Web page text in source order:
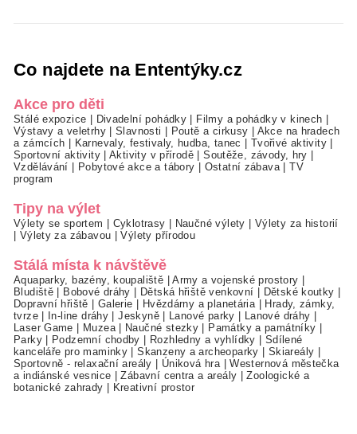
Co najdete na Ententýky.cz
Akce pro děti
Stálé expozice Divadelní pohádky Filmy a pohádky v kinech
Výstavy a veletrhy|Slavnosti Poutě a cirkusy
Akce na hradech
a zámcích
Karnevaly, festivaly, hudba, tanec Tvořivé aktivity
Sportovní aktivity|Aktivity v přírodě |Soutěže, závody, hry
Vzdělávání
Pobytové akce a tábory Ostatní zábava |TV
program
Tipy na výlet
Výlety se sportem Cyklotrasy Naučné výlety
Výlety za historií
Výlety za zábavou |Výlety přírodou
Stálá místa k návštěvě
Aquaparky, bazény, koupaliště |Army a vojenské prostory
Bludiště
Bobové dráhy Dětská hřiště venkovní Dětské koutky
Dopravní hřiště
Galerie Hvězdárny a planetária
Hrady, zámky,
tvrze| In-line dráhy |Jeskyně| Lanové parky Lanové dráhy
Laser Game
Muzea| Naučné stezky Památky a památníky
Parky| Podzemní chodby Rozhledny a vyhlídky
Sdílené
kanceláře pro maminky |Skanzeny a archeoparky Skiareály
Sportovně - relaxační areály
Úniková hra |Westernová městečka
a indiánské vesnice |Zábavní centra a areály |Zoologické a
botanické zahrady
Kreativní prostor